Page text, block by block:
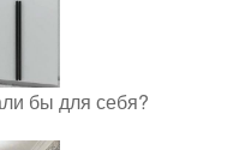
бы для себя?